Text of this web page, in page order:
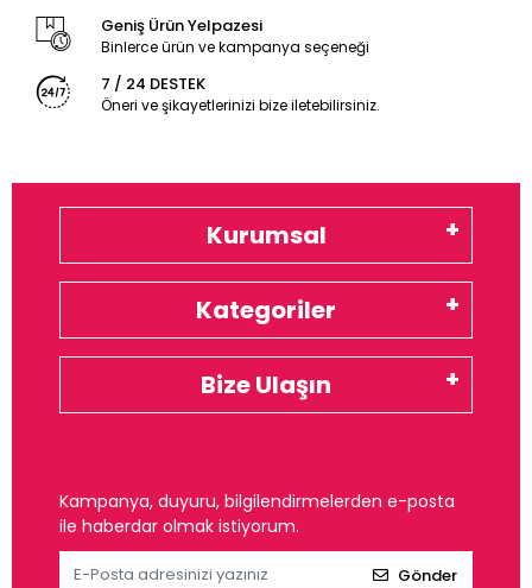
Geniş Ürün Yelpazesi
Binlerce ürün ve kampanya seçeneği
7 / 24 DESTEK
Öneri ve şikayetlerinizi bize iletebilirsiniz.
Kurumsal
Kategoriler
Bize Ulaşın
Kampanya, duyuru, bilgilendirmelerden e-posta
ile haberdar olmak istiyorum.
Gönder